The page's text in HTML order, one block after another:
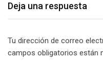
Deja una respuesta
Tu dirección de correo
campos obligatorios están